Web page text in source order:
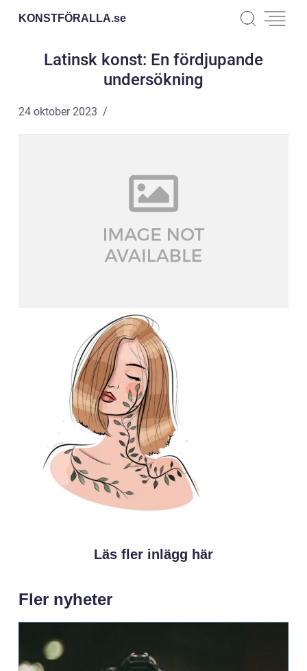
KONSTFÖRALLA.se
Latinsk konst: En fördjupande
undersökning
24 oktober 2023
Läs fler inlägg här
Fler nyheter